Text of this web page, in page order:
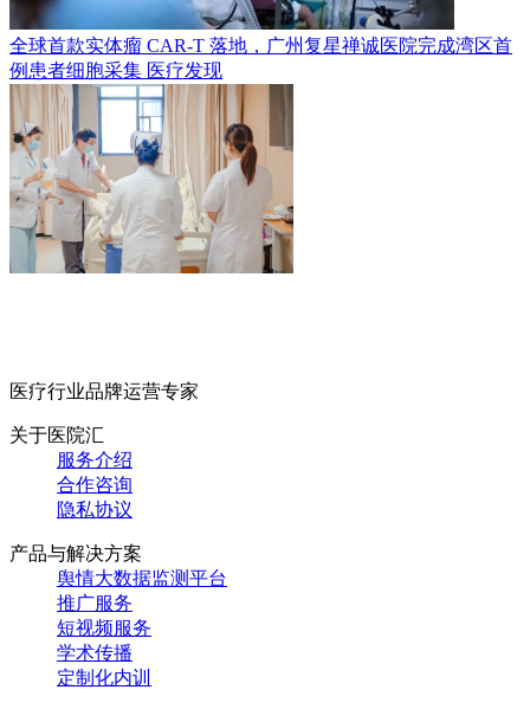
全球首款实体瘤 CAR-T 落地，广州复星禅诚医院完成湾区首
例患者细胞采集 医疗发现
医疗行业品牌运营专家
关于医院汇
服务介绍
合作咨询
隐私协议
产品与解决方案
舆情大数据监测平台
推广服务
短视频服务
学术传播
定制化内训